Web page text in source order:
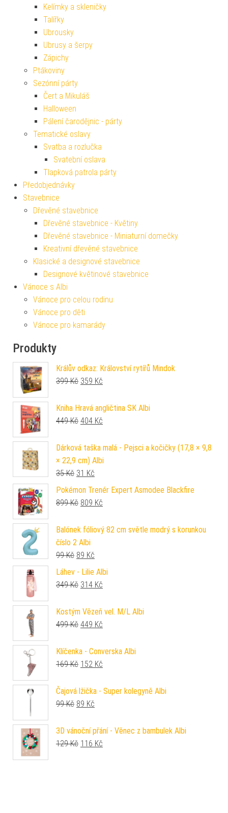
Kelímky a skleničky
Talířky
Ubrousky
Ubrusy a šerpy
Zápichy
Ptákoviny
Sezónní párty
Čert a Mikuláš
Halloween
Pálení čarodějnic - párty
Tematické oslavy
Svatba a rozlučka
Svatební oslava
Tlapková patrola párty
Předobjednávky
Stavebnice
Dřevěné stavebnice
Dřevěné stavebnice - Květiny
Dřevěné stavebnice - Miniaturní domečky
Kreativní dřevěné stavebnice
Klasické a designové stavebnice
Designové květinové stavebnice
Vánoce s Albi
Vánoce pro celou rodinu
Vánoce pro děti
Vánoce pro kamarády
Produkty
Králův odkaz: Království rytířů Mindok
399Kč Původní cena byla: 399 Kč.
359 Kč
Kniha Hravá angličtina SK Albi
449Kč Původní cena byla: 449 Kč.
404 Kč
Dárková taška malá - Pejsci a kočičky (17,8 × 9,8
× 22,9 cm) Albi
35Kč Původní cena byla: 35 Kč.
31 Kč
Pokémon Trenér Expert Asmodee Blackfire
899Kč Původní cena byla: 899 Kč.
809 Kč
Balónek fóliový 82 cm světle modrý s korunkou
číslo 2 Albi
99Kč Původní cena byla: 99 Kč.
89 Kč
Láhev - Lilie Albi
349Kč Původní cena byla: 349 Kč.
314 Kč
Kostým Vězeň vel. M/L Albi
499Kč Původní cena byla: 499 Kč.
449 Kč
Klíčenka - Converska Albi
169Kč Původní cena byla: 169 Kč.
152 Kč
Čajová lžička - Super kolegyně Albi
99Kč Původní cena byla: 99 Kč.
89 Kč
3D vánoční přání - Věnec z bambulek Albi
129Kč Původní cena byla: 129 Kč.
116 Kč